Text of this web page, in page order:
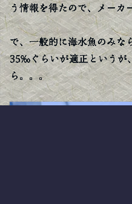
う情報を得たので、メーカ
で、一般的に海水魚のみ
35‰ぐらいが適正というが
ら。。。